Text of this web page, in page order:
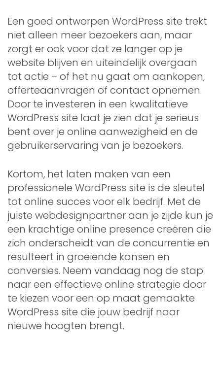
Een goed ontworpen WordPress site trekt
niet alleen meer bezoekers aan, maar
zorgt er ook voor dat ze langer op je
website blijven en uiteindelijk overgaan
tot actie – of het nu gaat om aankopen,
offerteaanvragen of contact opnemen.
Door te investeren in een kwalitatieve
WordPress site laat je zien dat je serieus
bent over je online aanwezigheid en de
gebruikerservaring van je bezoekers.
Kortom, het laten maken van een
professionele WordPress site is de sleutel
tot online succes voor elk bedrijf. Met de
juiste webdesignpartner aan je zijde kun je
een krachtige online presence creëren die
zich onderscheidt van de concurrentie en
resulteert in groeiende kansen en
conversies. Neem vandaag nog de stap
naar een effectieve online strategie door
te kiezen voor een op maat gemaakte
WordPress site die jouw bedrijf naar
nieuwe hoogten brengt.